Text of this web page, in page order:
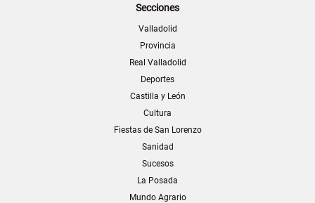
Secciones
Valladolid
Provincia
Real Valladolid
Deportes
Castilla y León
Cultura
Fiestas de San Lorenzo
Sanidad
Sucesos
La Posada
Mundo Agrario